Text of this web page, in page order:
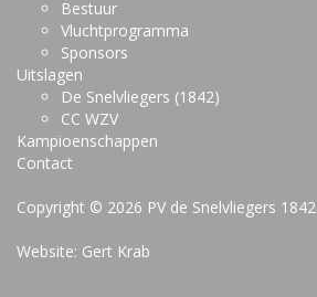
Bestuur
Vluchtprogramma
Sponsors
Uitslagen
De Snelvliegers (1842)
CC WZV
Kampioenschappen
Contact
Copyright © 2026 PV de Snelvliegers 1842
Website: Gert Krab